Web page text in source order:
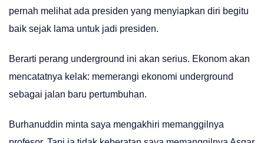
pernah melihat ada presiden yang menyiapkan diri begitu
baik sejak lama untuk jadi presiden.
Berarti perang underground ini akan serius. Ekonom akan
mencatatnya kelak: memerangi ekonomi underground
sebagai jalan baru pertumbuhan.
Burhanuddin minta saya mengakhiri memanggilnya